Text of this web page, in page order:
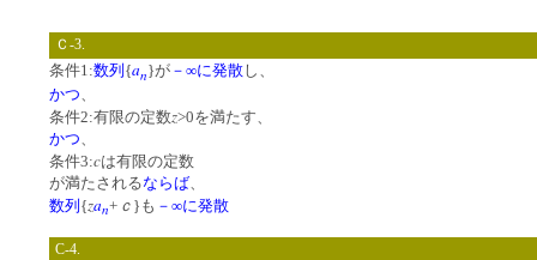
Ｃ-3.
条件1:数列 {an}が －∞に発散し、
かつ
条件2:有限の定数z>0を満たす、
かつ
条件3:cは有限の定数
が満たされるならば
数列{zan+ ｃ }も －∞に発散
C-4.